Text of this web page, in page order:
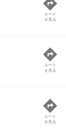
ルート
を見る
ルート
を見る
ルート
を見る